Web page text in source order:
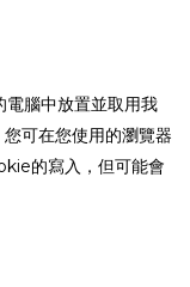
腦中放置並取用我
您可在您使用的瀏覽器
的寫入，但可能會